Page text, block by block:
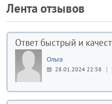
Лента отзывов
Ответ быстрый и
Ольга
28.01.2024 22:58